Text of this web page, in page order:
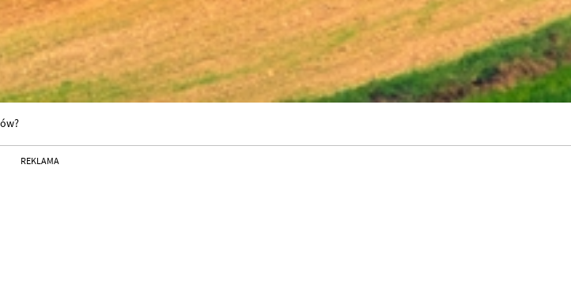
REKLAMA